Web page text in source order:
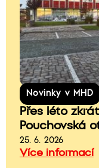
Novinky v MHD
Přes léto
Pouchovská
25. 6. 2026
Více informací